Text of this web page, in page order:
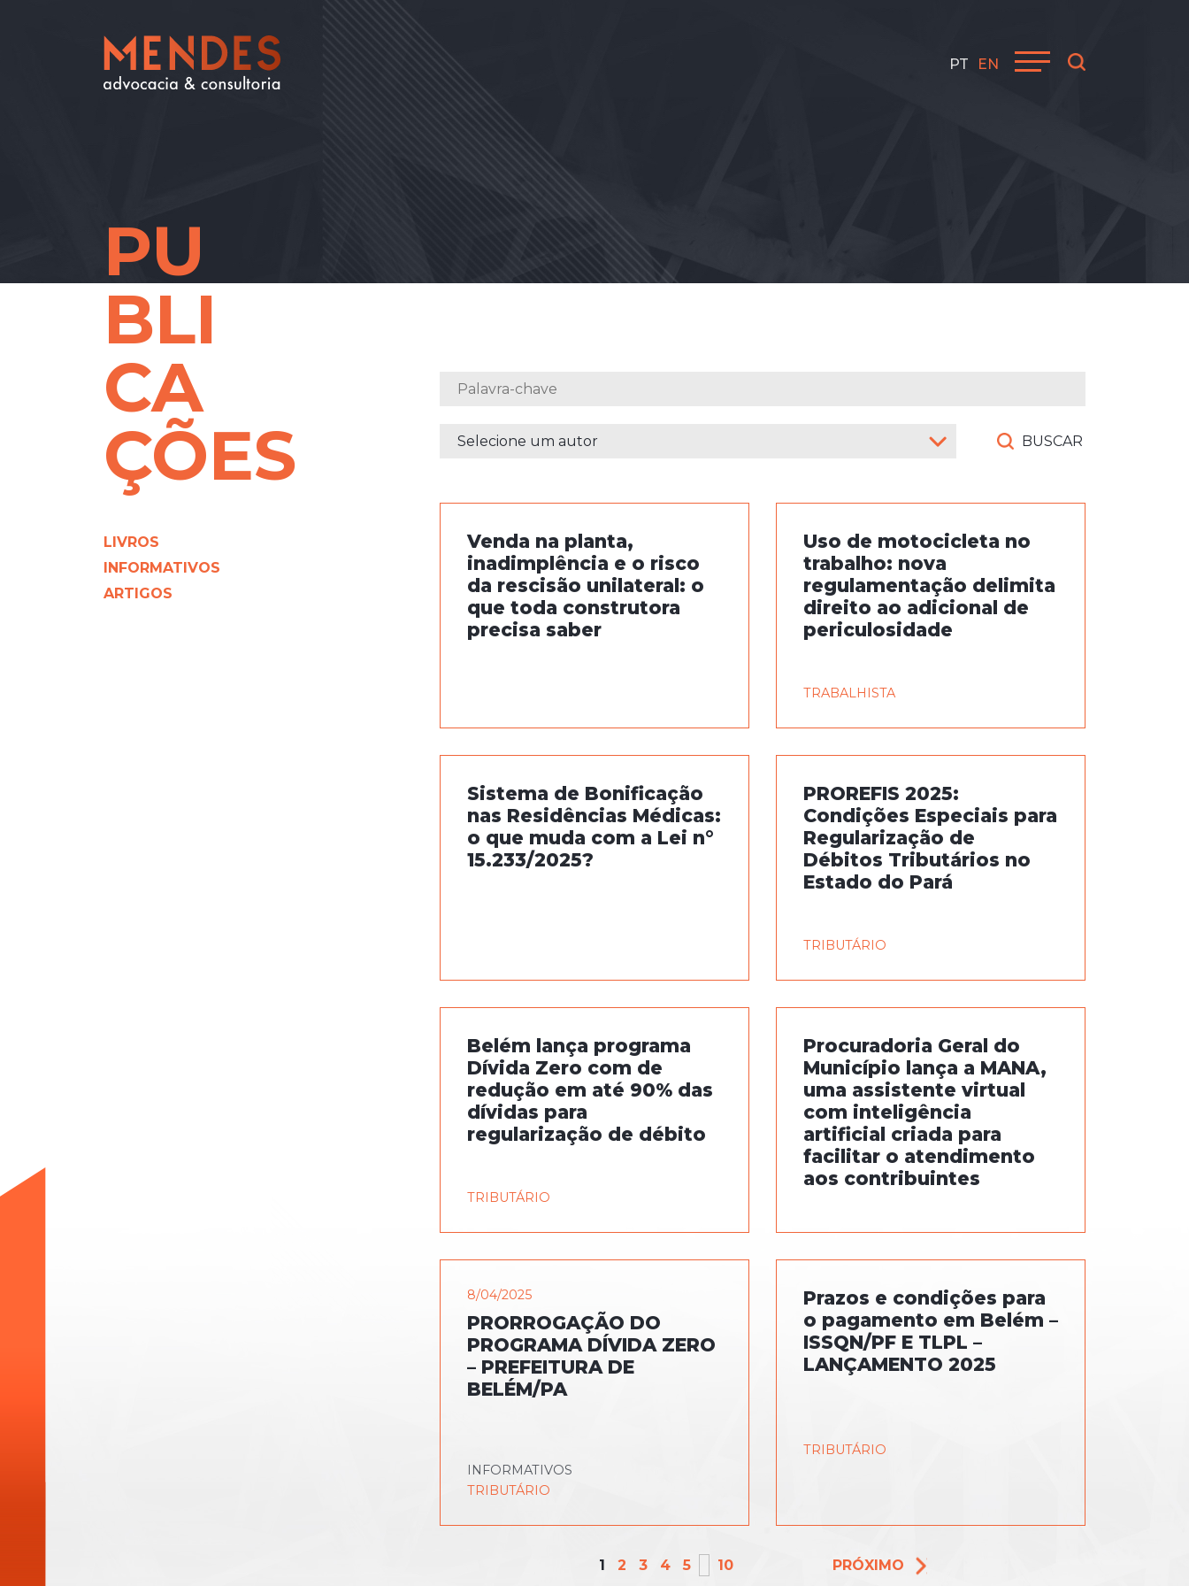
PT EN
PU
BLI
CA
ÇÕES
LIVROS
INFORMATIVOS
ARTIGOS
Venda na planta,
inadimplência e o risco
da rescisão unilateral: o
que toda construtora
precisa saber
Uso de motocicleta no
trabalho: nova
regulamentação delimita
direito ao adicional de
periculosidade
TRABALHISTA
Sistema de Bonificação
nas Residências Médicas:
o que muda com a Lei n°
15.233/2025?
PROREFIS 2025:
Condições Especiais para
Regularização de
Débitos Tributários no
Estado do Pará
TRIBUTÁRIO
Belém lança programa
Dívida Zero com de
redução em até 90% das
dívidas para
regularização de débito
TRIBUTÁRIO
Procuradoria Geral do
Município lança a MANA,
uma assistente virtual
com inteligência
artificial criada para
facilitar o atendimento
aos contribuintes
8/04/2025
PRORROGAÇÃO DO
PROGRAMA DÍVIDA ZERO
– PREFEITURA DE
BELÉM/PA
INFORMATIVOS
TRIBUTÁRIO
Prazos e condições para
o pagamento em Belém –
ISSQN/PF E TLPL –
LANÇAMENTO 2025
TRIBUTÁRIO
1 2 3 4 5 10 PRÓXIMO